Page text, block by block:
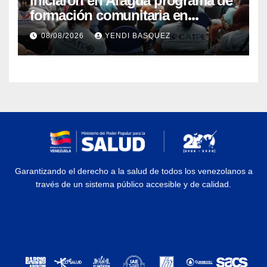
formación comunitaria en
atención a personas con
discapacidad
08/08/2026 YENDI BASQUEZ
Garantizando el derecho a la salud de todos los venezolanos a
través de un sistema público accesible y de calidad.